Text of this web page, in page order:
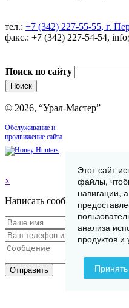
тел.: +7 (342) 227-55-55, г.
факс.: +7 (342) 227-54-54,
Поиск по сайту
© 2026, “Урал-Мастер”
Обслуживание и
продвижение сайта
x
Написать сообщение
Отправить
Этот сайт
файлы,
навигации,
анализа
продуктов и
Принять